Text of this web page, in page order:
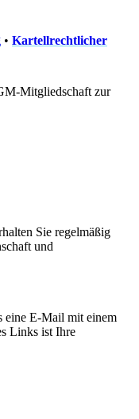
• Kartellrechtlicher
Mitgliedschaft zur
Sie regelmäßig
und
eine E-Mail mit einem
Links ist Ihre